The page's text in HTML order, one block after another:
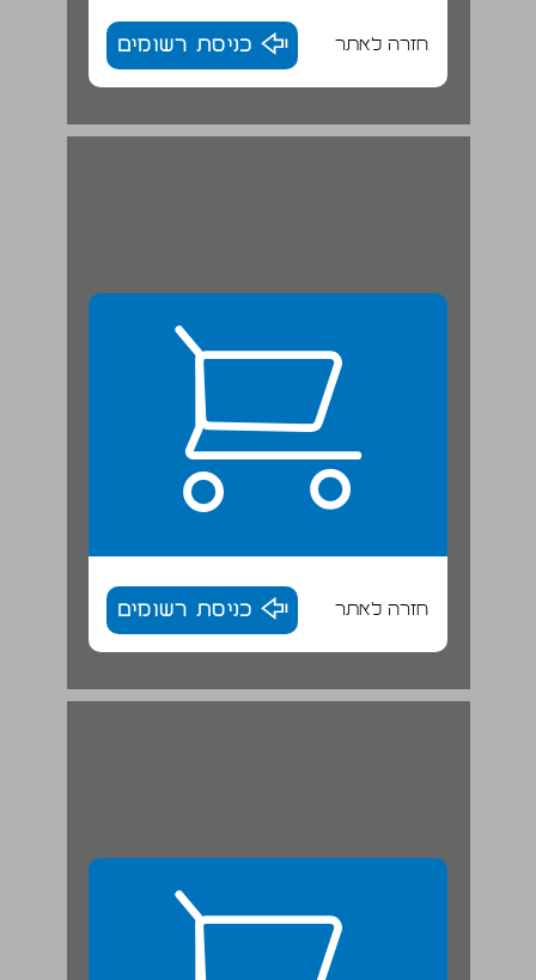
חזרה לאתר כניסת רשומים
חזרה לאתר כניסת רשומים